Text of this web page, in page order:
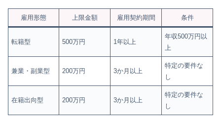
雇用形態 上限金額 雇用契約期間 条件
転籍型 500万円 1年以上
年収500万円以
上
兼業・副業型 200万円 3か月以上
特定の要件な
し
在籍出向型 200万円 3か月以上
特定の要件な
し